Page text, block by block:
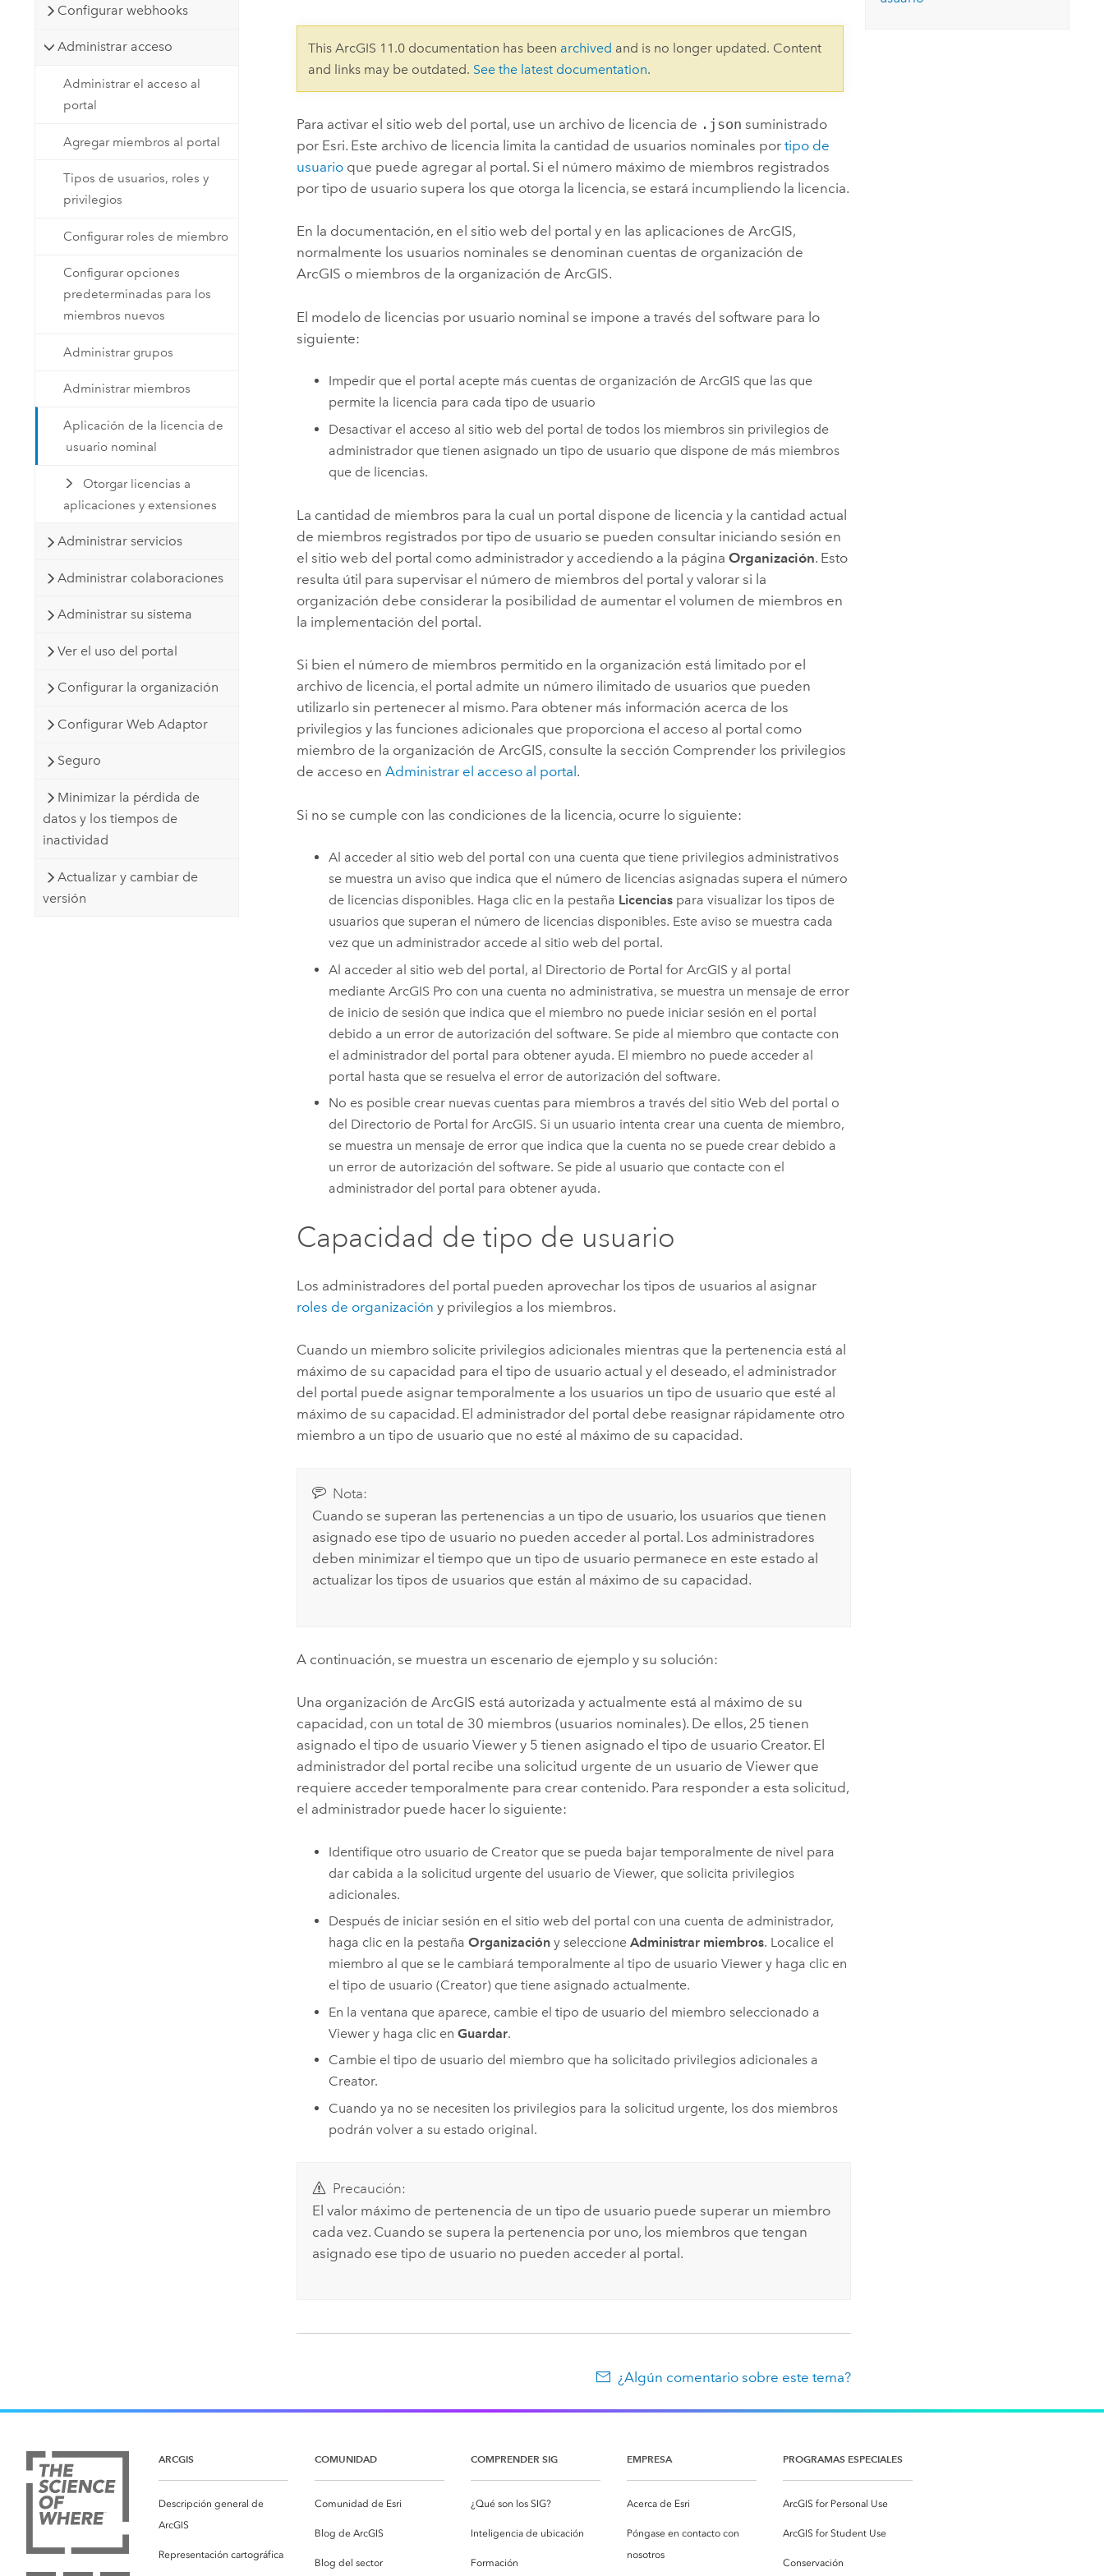
Crear aplicaciones de
análisis espacial
Todos los productos
Todos los sectores
Configurar webhooks
Administrar acceso
Administrar el acceso al
portal
Agregar miembros al portal
Tipos de usuarios, roles y
privilegios
Configurar roles de miembro
Configurar opciones
predeterminadas para los
miembros nuevos
Administrar grupos
Administrar miembros
Aplicación de la licencia de
usuario nominal
Otorgar licencias a
aplicaciones y extensiones
Administrar servicios
Administrar colaboraciones
Administrar su sistema
Ver el uso del portal
Configurar la organización
Configurar Web Adaptor
Seguro
Minimizar la pérdida de
datos y los tiempos de
inactividad
Actualizar y cambiar de
versión
This ArcGIS 11.0 documentation has been archived and is no longer updated. Content
and links may be outdated. See the latest documentation.
Para activar el sitio web del portal, use un archivo de licencia de .json suministrado
por Esri. Este archivo de licencia limita la cantidad de usuarios nominales portipo de
usuario que puede agregar al portal. Si el número máximo de miembros registrados
por tipo de usuario supera los que otorga la licencia, se estará incumpliendo la licencia.
En la documentación, en el sitio web del portal y en las aplicaciones de ArcGIS,
normalmente los usuarios nominales se denominan cuentas de organización de
ArcGIS o miembros de la organización de ArcGIS.
El modelo de licencias por usuario nominal se impone a través del software para lo
siguiente:
Impedir que el portal acepte más cuentas de organización de ArcGIS que las que
permite la licencia para cada tipo de usuario
Desactivar el acceso al sitio web del portal de todos los miembros sin privilegios de
administrador que tienen asignado un tipo de usuario que dispone de más miembros
que de licencias.
La cantidad de miembros para la cual un portal dispone de licencia y la cantidad actual
de miembros registrados por tipo de usuario se pueden consultar iniciando sesión en
el sitio web del portal como administrador y accediendo a la páginaOrganización. Esto
resulta útil para supervisar el número de miembros del portal y valorar si la
organización debe considerar la posibilidad de aumentar el volumen de miembros en
la implementación del portal.
Si bien el número de miembros permitido en la organización está limitado por el
archivo de licencia, el portal admite un número ilimitado de usuarios que pueden
utilizarlo sin pertenecer al mismo. Para obtener más información acerca de los
privilegios y las funciones adicionales que proporciona el acceso al portal como
miembro de la organización de ArcGIS, consulte la sección Comprender los privilegios
de acceso enAdministrar el acceso al portal .
Si no se cumple con las condiciones de la licencia, ocurre lo siguiente:
Al acceder al sitio web del portal con una cuenta que tiene privilegios administrativos
se muestra un aviso que indica que el número de licencias asignadas supera el número
de licencias disponibles. Haga clic en la pestaña Licenciaspara visualizar los tipos de
usuarios que superan el número de licencias disponibles. Este aviso se muestra cada
vez que un administrador accede al sitio web del portal.
Al acceder al sitio web del portal, al Directorio de Portal for ArcGIS y al portal
mediante ArcGIS Pro con una cuenta no administrativa, se muestra un mensaje de error
de inicio de sesión que indica que el miembro no puede iniciar sesión en el portal
debido a un error de autorización del software. Se pide al miembro que contacte con
el administrador del portal para obtener ayuda. El miembro no puede acceder al
portal hasta que se resuelva el error de autorización del software.
No es posible crear nuevas cuentas para miembros a través del sitio Web del portal o
del Directorio de Portal for ArcGIS. Si un usuario intenta crear una cuenta de miembro,
se muestra un mensaje de error que indica que la cuenta no se puede crear debido a
un error de autorización del software. Se pide al usuario que contacte con el
administrador del portal para obtener ayuda.
Capacidad de tipo de usuario
Los administradores del portal pueden aprovechar los tipos de usuarios al asignar
roles de organización y privilegios a los miembros.
Cuando un miembro solicite privilegios adicionales mientras que la pertenencia está al
máximo de su capacidad para el tipo de usuario actual y el deseado, el administrador
del portal puede asignar temporalmente a los usuarios un tipo de usuario que esté al
máximo de su capacidad. El administrador del portal debe reasignar rápidamente otro
miembro a un tipo de usuario que no esté al máximo de su capacidad.
Nota:
Cuando se superan las pertenencias a un tipo de usuario, los usuarios que tienen
asignado ese tipo de usuario no pueden acceder al portal. Los administradores
deben minimizar el tiempo que un tipo de usuario permanece en este estado al
actualizar los tipos de usuarios que están al máximo de su capacidad.
A continuación, se muestra un escenario de ejemplo y su solución:
Una organización de ArcGIS está autorizada y actualmente está al máximo de su
capacidad, con un total de 30 miembros (usuarios nominales). De ellos, 25 tienen
asignado el tipo de usuarioViewer y 5 tienen asignado el tipo de usuario Creator. El
administrador del portal recibe una solicitud urgente de un usuario deViewer que
requiere acceder temporalmente para crear contenido. Para responder a esta solicitud,
el administrador puede hacer lo siguiente:
Identifique otro usuario de Creatorque se pueda bajar temporalmente de nivel para
dar cabida a la solicitud urgente del usuario de Viewer, que solicita privilegios
adicionales.
Después de iniciar sesión en el sitio web del portal con una cuenta de administrador,
haga clic en la pestaña Organizacióny seleccione Administrar miembros. Localice el
miembro al que se le cambiará temporalmente al tipo de usuario Viewery haga clic en
el tipo de usuario (Creator) que tiene asignado actualmente.
En la ventana que aparece, cambie el tipo de usuario del miembro seleccionado a
Viewery haga clic en Guardar.
Cambie el tipo de usuario del miembro que ha solicitado privilegios adicionales a
Creator.
Cuando ya no se necesiten los privilegios para la solicitud urgente, los dos miembros
podrán volver a su estado original.
Precaución:
El valor máximo de pertenencia de un tipo de usuario puede superar un miembro
cada vez. Cuando se supera la pertenencia por uno, los miembros que tengan
asignado ese tipo de usuario no pueden acceder al portal.
¿Algún comentario sobre este tema?
ARCGIS
Descripción general de
ArcGIS
Representación cartográfica
COMUNIDAD
Comunidad de Esri
Blog de ArcGIS
Blog del sector
COMPRENDER SIG
¿Qué son los SIG?
Inteligencia de ubicación
Formación
EMPRESA
Acerca de Esri
Póngase en contacto con
nosotros
PROGRAMAS ESPECIALES
ArcGIS for Personal Use
ArcGIS for Student Use
Conservación